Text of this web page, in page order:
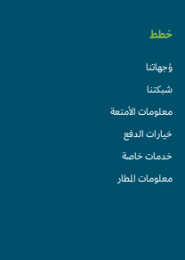
خطط
وُجهاتنا
شبكتنا
معلومات الأمتعة
خيارات الدفع
خدمات خاصة
معلومات المطار